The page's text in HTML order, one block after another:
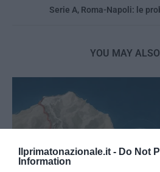
Ilprimatonazionale.it - Do Not
Information
Serie A, Roma-Napoli: le
YOU MAY